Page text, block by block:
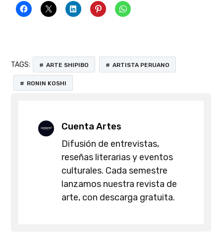
TAGS: ARTE SHIPIBO ARTISTA PERUANO
RONIN KOSHI
Cuenta Artes
Difusión de entrevistas,
reseñas literarias y eventos
culturales. Cada semestre
lanzamos nuestra revista de
arte, con descarga gratuita.